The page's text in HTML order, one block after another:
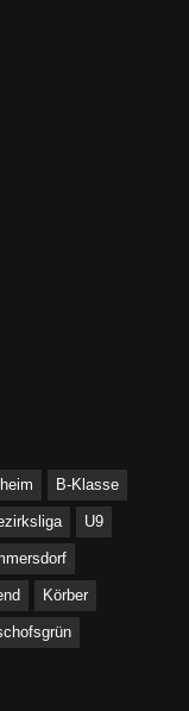
B-Klasse
U9
Körber